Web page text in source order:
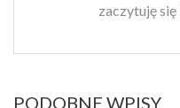
zaczytuję
PODOBNE WPISY